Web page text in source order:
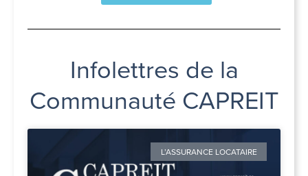
Infolettres de la
Communauté CAPREIT
L’ASSURANCE LOCATAIRE